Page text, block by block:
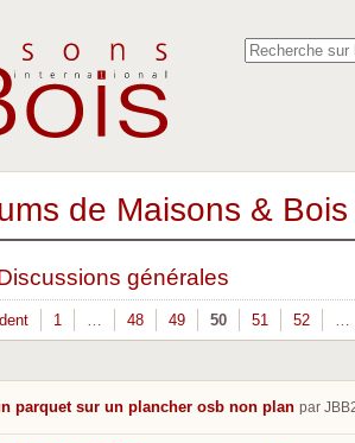
de Maisons &
générales
1 … 48 49 50 51 52 …
parquet sur un plancher osb non plan par